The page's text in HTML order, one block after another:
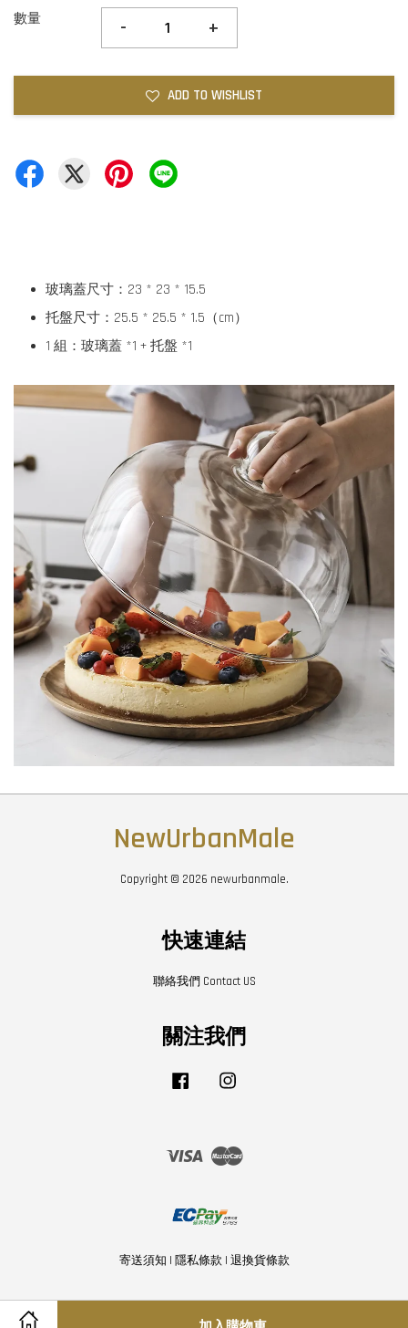
數量 - +
ADD TO WISHLIST
玻璃蓋尺寸：23 * 23 * 15.5
托盤尺寸：25.5 * 25.5 * 1.5（cm）
1 組：玻璃蓋 *1 + 托盤 *1
NewUrbanMale
Copyright © 2026 newurbanmale.
快速連結
聯絡我們 Contact US
關注我們
Facebook
Visa Master
寄送須知 | 隱私條款 | 退換貨條款